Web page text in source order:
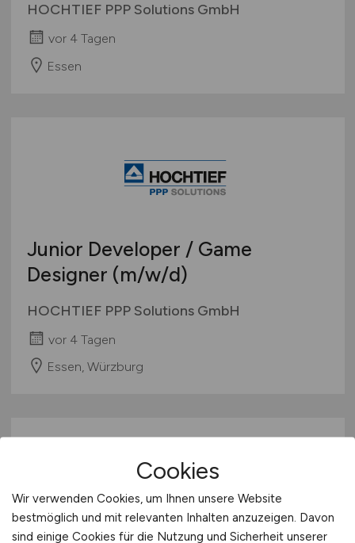
HOCHTIEF PPP Solutions GmbH
vor 4 Tagen
Essen
Junior Developer / Game
Designer (m/w/d)
HOCHTIEF PPP Solutions GmbH
vor 4 Tagen
Essen, Würzburg
Cookies
Wir verwenden Cookies, um Ihnen unsere Website
bestmöglich und mit relevanten Inhalten anzuzeigen. Davon
sind einige Cookies für die Nutzung und Sicherheit unserer